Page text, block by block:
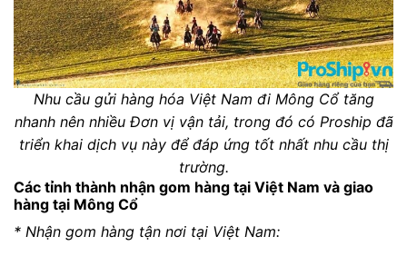
Nhu cầu gửi hàng hóa Việt Nam đi Mông Cổ tăng
nhanh nên nhiều Đơn vị vận tải, trong đó có Proship đã
triển khai dịch vụ này để đáp ứng tốt nhất nhu cầu thị
trường.
Các tỉnh thành nhận gom hàng tại Việt Nam và giao
hàng tại Mông Cổ
* Nhận gom hàng tận nơi tại Việt Nam: